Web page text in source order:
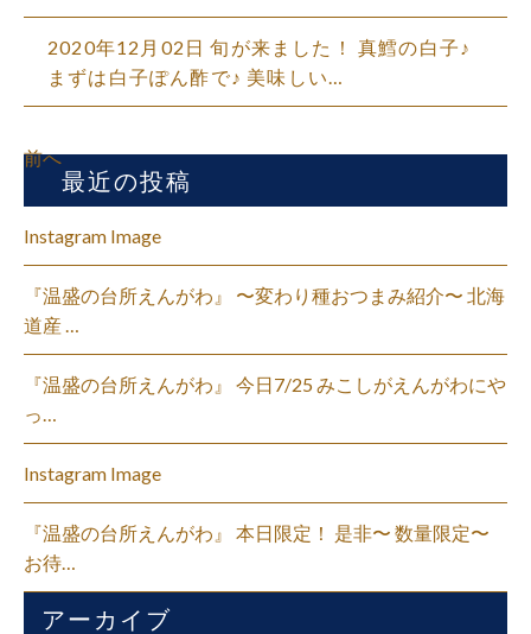
2020年12月02日 旬が来ました！ 真鱈の白子♪
まずは白子ぽん酢で♪ 美味しい…
前へ
最近の投稿
Instagram Image
『温盛の台所えんがわ』 〜変わり種おつまみ紹介〜 北海
道産 …
『温盛の台所えんがわ』 今日7/25 みこしがえんがわにや
っ…
Instagram Image
『温盛の台所えんがわ』 本日限定！ 是非〜 数量限定〜
お待…
アーカイブ